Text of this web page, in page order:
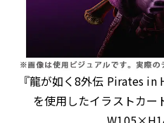
『龍が如く8外伝 Pirates
を使用したイラストカー